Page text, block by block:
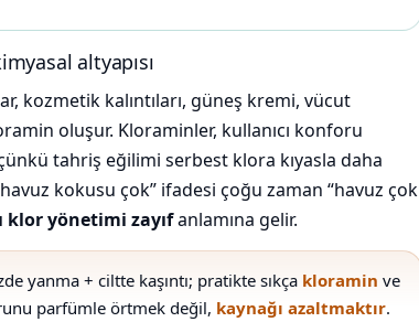
Süper
altyapısı
kozmetik kalıntıları, güneş kremi, vücut
oluşur. Kloraminler, kullanıcı konforu
tahriş eğilimi serbest klora kıyasla daha
kokusu çok” ifadesi çoğu zaman “havuz çok
klor yönetimi zayıfanlamına gelir.
yanma + ciltte kaşıntı; pratikte sıkça kloramin ve
parfümle örtmek değil, kaynağı azaltmaktır.